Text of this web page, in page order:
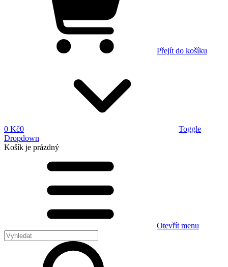
Přejít do košíku
0 Kč0
Toggle
Dropdown
Košík je prázdný
Otevřít menu